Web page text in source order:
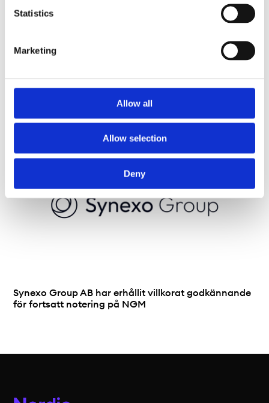
Statistics
Marketing
Allow all
Allow selection
Deny
notering av preferensaktier på NGM
Synexo Group AB har erhållit villkorat godkännande
för fortsatt notering på NGM